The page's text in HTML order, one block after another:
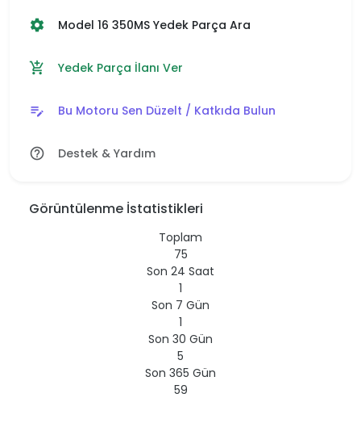
settings Model 16 350MS Yedek Parça Ara
add_shopping_cart Yedek Parça İlanı Ver
edit_note Bu Motoru Sen Düzelt / Katkıda Bulun
help_outline Destek & Yardım
Görüntülenme İstatistikleri
Toplam
75
Son 24 Saat
1
Son 7 Gün
1
Son 30 Gün
5
Son 365 Gün
59